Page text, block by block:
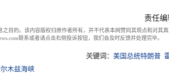
责任
之目的。该内容版权归原作者所有，并不代表本网赞同其观点和对其
联系或者请点击右侧投诉按钮，我们会及时反馈并处理完毕。
关键词： 美国总统特朗普
木兹海峡